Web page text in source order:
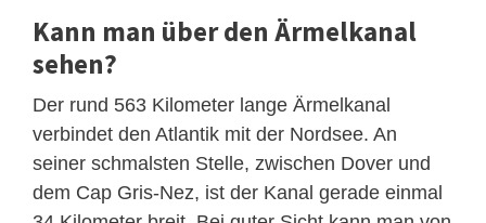
Kann man über den Ärmelkanal
sehen?
Der rund 563 Kilometer lange Ärmelkanal
verbindet den Atlantik mit der Nordsee. An
seiner schmalsten Stelle, zwischen Dover und
dem Cap Gris-Nez, ist der Kanal gerade einmal